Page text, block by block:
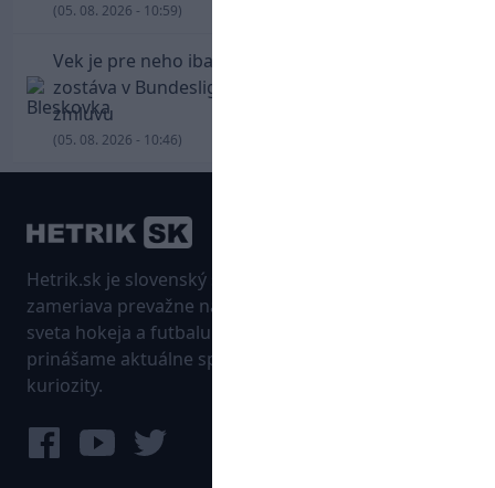
(05. 08. 2026 - 10:59)
Vek je pre neho iba číslo! Štyridsaťročný Džeko
zostáva v Bundeslige, so Schalke predĺžil
zmluvu
(05. 08. 2026 - 10:46)
Hetrik.sk je slovenský športový portál, ktorý sa
zameriava prevažne na najnovšie informácie zo
sveta hokeja a futbalu. Pravidelne na dennej báze
prinášame aktuálne správy, góly, zaujímavosti a
kuriozity.